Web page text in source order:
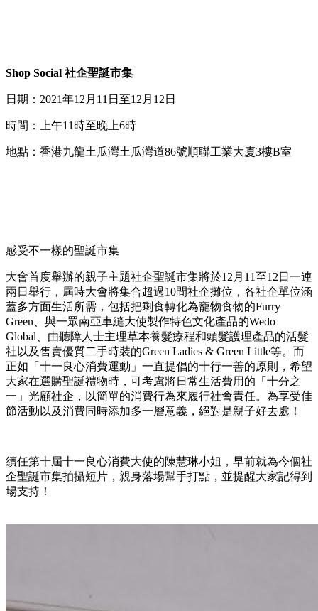
Shop Social 社企聖誕市集
日期：2021年12月11日至12月12日
時間：上午11時至晚上6時
地點：香港九龍土瓜灣土瓜灣道86號順聯工業大廈3樓B室
感受不一樣的聖誕市集
大會首度舉辦的親子主題社企聖誕市集將於12月11至12日一連
兩日舉行，屆時大會將集合超過10間社企攤位，各社企單位涵
蓋多方面生活所需，包括把剩食轉化為寵物食物的Furry
Green、與一眾南亞車縫大使製作特色文化產品的Wedo
Global、由聽障人士主理草本養髮療程和頭髮護理產品的活髮
社以及售賣優質二手時裝的Green Ladies & Green Little等。而
正如「十一良心消費運動」一直提倡的十行一善的原則，希望
大家在選購聖誕禮物時，可考慮將日常生活費用的「十分之
一」光顧社企，以簡單的消費行為來履行社會責任。為享受佳
節活動以及消費同時添加多一層意義，絕對是親子好去處！
續任第十屆十一良心消費大使的陳慧琳小姐，早前就為今個社
企聖誕市集拍攝短片，親身落場幫手打點，並提醒大家記得到
場支持！